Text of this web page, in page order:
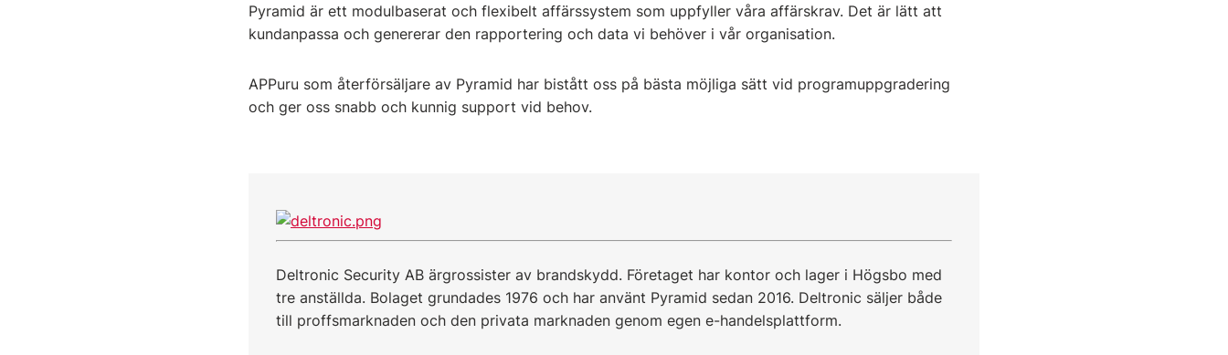
Pyramid är ett modulbaserat och flexibelt affärssystem som uppfyller våra affärskrav. Det är lätt att
kundanpassa och genererar den rapportering och data vi behöver i vår organisation.
APPuru som återförsäljare av Pyramid har bistått oss på bästa möjliga sätt vid programuppgradering
och ger oss snabb och kunnig support vid behov.
Deltronic Security AB ärgrossister av brandskydd. Företaget har kontor och lager i Högsbo med
tre anställda. Bolaget grundades 1976 och har använt Pyramid sedan 2016. Deltronic säljer både
till proffsmarknaden och den privata marknaden genom egen e-handelsplattform.